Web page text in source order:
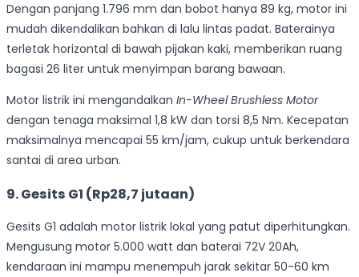
Dengan panjang 1.796 mm dan bobot hanya 89 kg, motor ini
mudah dikendalikan bahkan di lalu lintas padat. Baterainya
terletak horizontal di bawah pijakan kaki, memberikan ruang
bagasi 26 liter untuk menyimpan barang bawaan.
Motor listrik ini mengandalkan In-Wheel Brushless Motor
dengan tenaga maksimal 1,8 kW dan torsi 8,5 Nm. Kecepatan
maksimalnya mencapai 55 km/jam, cukup untuk berkendara
santai di area urban.
9. Gesits G1 (Rp28,7 jutaan)
Gesits G1 adalah motor listrik lokal yang patut diperhitungkan.
Mengusung motor 5.000 watt dan baterai 72V 20Ah,
kendaraan ini mampu menempuh jarak sekitar 50-60 km